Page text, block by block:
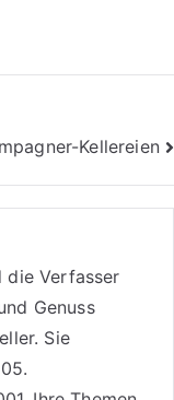
Kellereien
die Verfasser
Genuss
. Sie